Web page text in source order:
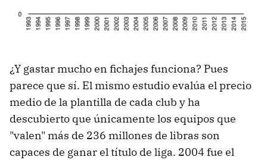
¿Y gastar mucho en fichajes funciona? Pues
parece que sí. El mismo estudio evalúa el precio
medio de la plantilla de cada club y ha
descubierto que únicamente los equipos que
"valen" más de 236 millones de libras son
capaces de ganar el título de liga. 2004 fue el